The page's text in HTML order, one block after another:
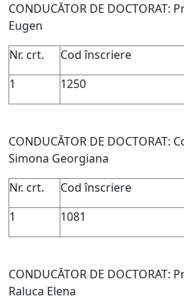
CONDUCĂTOR DE DOCTORAT:
Eugen
Nr. crt.
Cod înscriere
1
1250
CONDUCĂTOR DE DOCTORAT:
Simona Georgiana
Nr. crt.
Cod înscriere
1
1081
CONDUCĂTOR DE DOCTORAT:
Raluca Elena